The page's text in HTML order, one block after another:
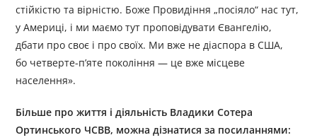
стійкістю та вірністю. Боже Провидіння „посіяло“ нас тут,
у Америці, і ми маємо тут проповідувати Євангелію,
дбати про своє і про своїх. Ми вже не діаспора в США,
бо четверте-п’яте покоління — це вже місцеве
населення».
Більше про життя і діяльність ВладикиСотера
Ортинського ЧСВВ, можна дізнатися за посиланнями: